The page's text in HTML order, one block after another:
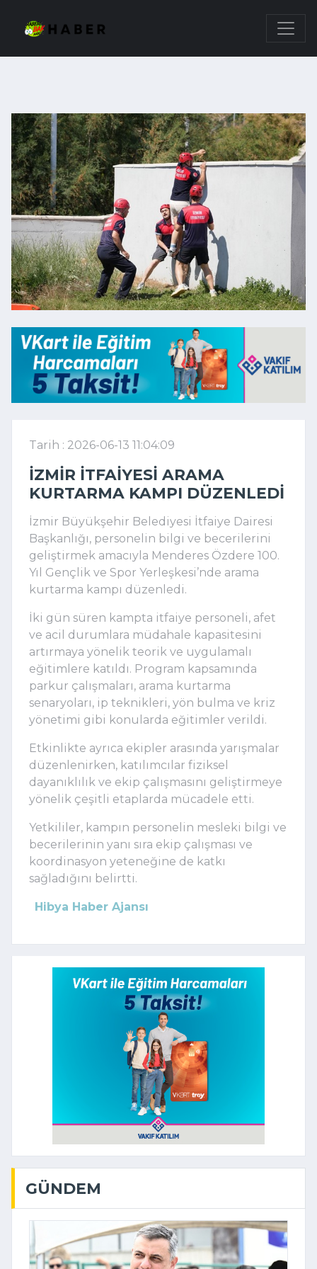
Tarih : 2026-06-13 11:04:09
İZMIR İTFAIYESI ARAMA
KURTARMA KAMPI DÜZENLEDI
İzmir Büyükşehir Belediyesi İtfaiye Dairesi
Başkanlığı, personelin bilgi ve becerilerini
geliştirmek amacıyla Menderes Özdere 100.
Yıl Gençlik ve Spor Yerleşkesi’nde arama
kurtarma kampı düzenledi.
İki gün süren kampta itfaiye personeli, afet
ve acil durumlara müdahale kapasitesini
artırmaya yönelik teorik ve uygulamalı
eğitimlere katıldı. Program kapsamında
parkur çalışmaları, arama kurtarma
senaryoları, ip teknikleri, yön bulma ve kriz
yönetimi gibi konularda eğitimler verildi.
Etkinlikte ayrıca ekipler arasında yarışmalar
düzenlenirken, katılımcılar fiziksel
dayanıklılık ve ekip çalışmasını geliştirmeye
yönelik çeşitli etaplarda mücadele etti.
Yetkililer, kampın personelin mesleki bilgi ve
becerilerinin yanı sıra ekip çalışması ve
koordinasyon yeteneğine de katkı
sağladığını belirtti.
Hibya Haber Ajansı
GÜNDEM